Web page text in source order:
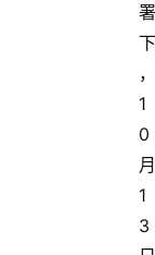
署
下
，
1
0
月
1
3